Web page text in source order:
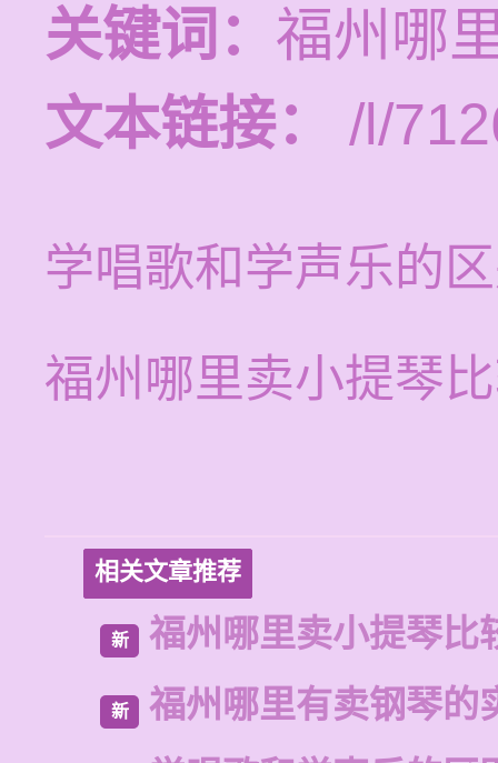
关键词： 福州哪
文本链接：
/l/
学唱歌和学声乐的
福州哪里卖小提琴
相关文章推荐
新 福州哪里卖小提琴比
新
福州哪里有卖钢琴的